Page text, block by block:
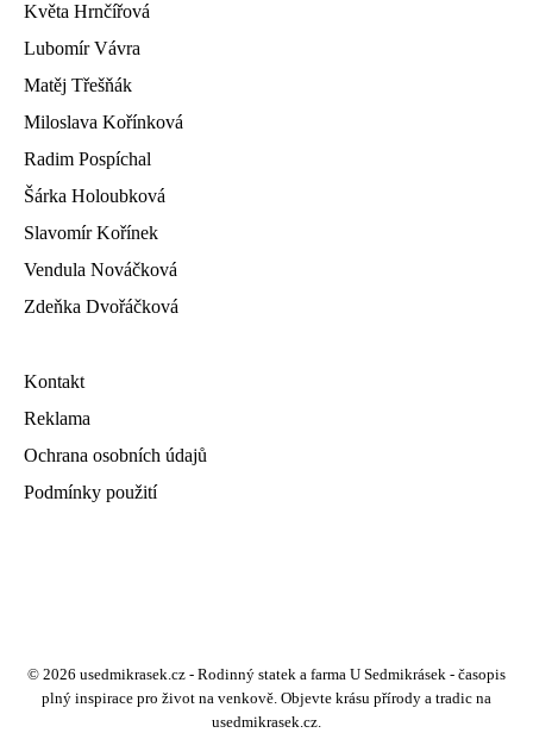
Květa Hrnčířová
Lubomír Vávra
Matěj Třešňák
Miloslava Kořínková
Radim Pospíchal
Šárka Holoubková
Slavomír Kořínek
Vendula Nováčková
Zdeňka Dvořáčková
Kontakt
Reklama
Ochrana osobních údajů
Podmínky použití
© 2026 usedmikrasek.cz - Rodinný statek a farma U Sedmikrásek - časopis
plný inspirace pro život na venkově. Objevte krásu přírody a tradic na
usedmikrasek.cz.